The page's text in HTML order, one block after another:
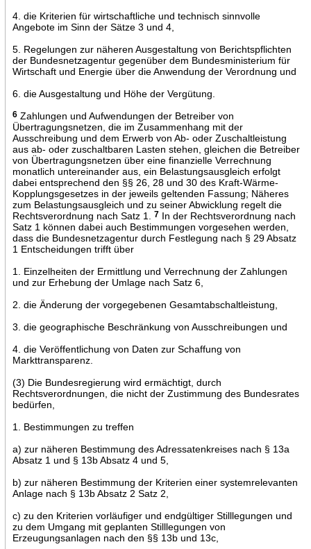
4. die Kriterien für wirtschaftliche und technisch sinnvolle
Angebote im Sinn der Sätze 3 und 4,
5. Regelungen zur näheren Ausgestaltung von Berichtspflichten
der Bundesnetzagentur gegenüber dem Bundesministerium für
Wirtschaft und Energie über die Anwendung der Verordnung und
6. die Ausgestaltung und Höhe der Vergütung.
6Zahlungen und Aufwendungen der Betreiber von
Übertragungsnetzen, die im Zusammenhang mit der
Ausschreibung und dem Erwerb von Ab- oder Zuschaltleistung
aus ab- oder zuschaltbaren Lasten stehen, gleichen die Betreiber
von Übertragungsnetzen über eine finanzielle Verrechnung
monatlich untereinander aus, ein Belastungsausgleich erfolgt
dabei entsprechend den §§ 26, 28 und 30 des Kraft-Wärme-
Kopplungsgesetzes in der jeweils geltenden Fassung; Näheres
zum Belastungsausgleich und zu seiner Abwicklung regelt die
Rechtsverordnung nach Satz 1.
7In der Rechtsverordnung nach
Satz 1 können dabei auch Bestimmungen vorgesehen werden,
dass die Bundesnetzagentur durch Festlegung nach § 29 Absatz
1 Entscheidungen trifft über
1. Einzelheiten der Ermittlung und Verrechnung der Zahlungen
und zur Erhebung der Umlage nach Satz 6,
2. die Änderung der vorgegebenen Gesamtabschaltleistung,
3. die geographische Beschränkung von Ausschreibungen und
4. die Veröffentlichung von Daten zur Schaffung von
Markttransparenz.
(3) Die Bundesregierung wird ermächtigt, durch
Rechtsverordnungen, die nicht der Zustimmung des Bundesrates
bedürfen,
1. Bestimmungen zu treffen
a) zur näheren Bestimmung des Adressatenkreises nach § 13a
Absatz 1 und § 13b Absatz 4 und 5,
b) zur näheren Bestimmung der Kriterien einer systemrelevanten
Anlage nach § 13b Absatz 2 Satz 2,
c) zu den Kriterien vorläufiger und endgültiger Stilllegungen und
zu dem Umgang mit geplanten Stilllegungen von
Erzeugungsanlagen nach den §§ 13b und 13c,